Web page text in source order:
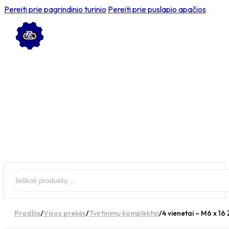
Pereiti prie pagrindinio turinio Pereiti prie puslapio apačios
Pradžia/Visos prekės/Tvirtinimų komplektai/4 vienetai – M6 x